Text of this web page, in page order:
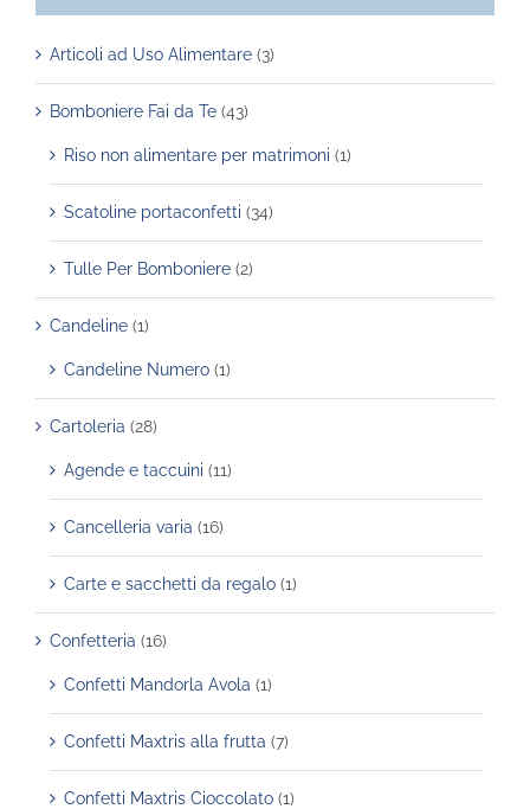
Articoli ad Uso Alimentare (3)
Bomboniere Fai da Te (43)
Riso non alimentare per matrimoni (1)
Scatoline portaconfetti (34)
Tulle Per Bomboniere (2)
Candeline (1)
Candeline Numero (1)
Cartoleria (28)
Agende e taccuini (11)
Cancelleria varia (16)
Carte e sacchetti da regalo (1)
Confetteria (16)
Confetti Mandorla Avola (1)
Confetti Maxtris alla frutta (7)
Confetti Maxtris Cioccolato (1)